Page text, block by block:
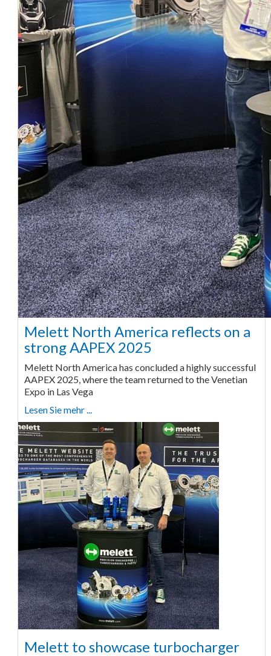
Melett North America reflects on a
strong AAPEX 2025
Melett North America has concluded a highly successful
AAPEX 2025, where the team returned to the Venetian
Expo in Las Vega
Lesen Sie mehr ...
Melett to showcase turbocharger